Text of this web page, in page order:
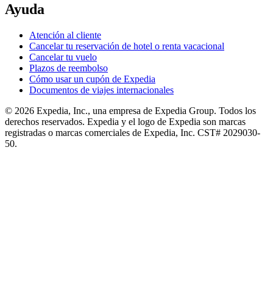
Ayuda
Atención al cliente
Cancelar tu reservación de hotel o renta vacacional
Cancelar tu vuelo
Plazos de reembolso
Cómo usar un cupón de Expedia
Documentos de viajes internacionales
© 2026 Expedia, Inc., una empresa de Expedia Group. Todos los
derechos reservados. Expedia y el logo de Expedia son marcas
registradas o marcas comerciales de Expedia, Inc. CST# 2029030-
50.